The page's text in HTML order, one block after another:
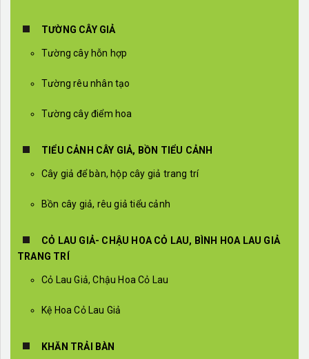
TƯỜNG CÂY GIẢ
Tường cây hỗn hợp
Tường rêu nhân tạo
Tường cây điểm hoa
TIỂU CẢNH CÂY GIẢ, BỒN TIỂU CẢNH
Cây giả để bàn, hộp cây giả trang trí
Bồn cây giả, rêu giả tiểu cảnh
CỎ LAU GIẢ- CHẬU HOA CỎ LAU, BÌNH HOA LAU GIẢ
TRANG TRÍ
Cỏ Lau Giả, Chậu Hoa Cỏ Lau
Kệ Hoa Cỏ Lau Giả
KHĂN TRẢI BÀN